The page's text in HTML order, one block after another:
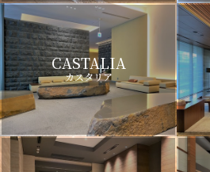
CASTALIA
カスタリア